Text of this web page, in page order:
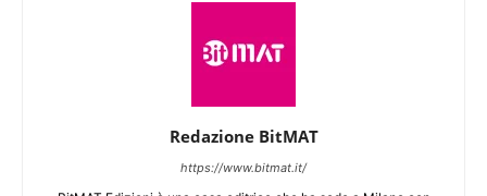
Redazione BitMAT
https://www.bitmat.it/